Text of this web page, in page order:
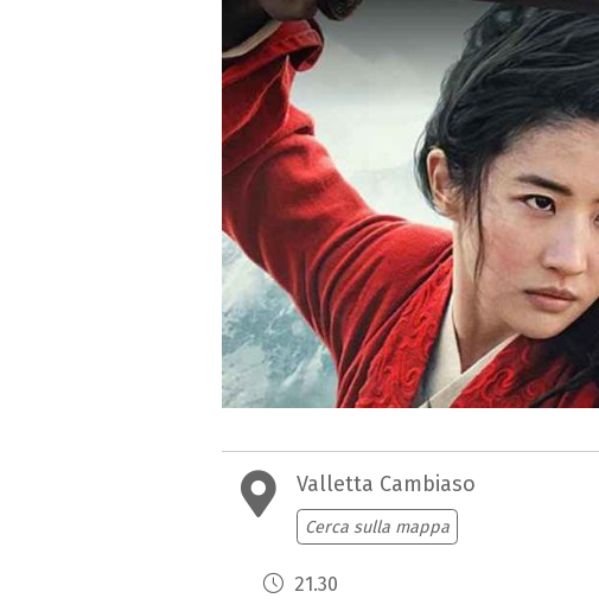
Valletta Cambiaso
Cerca sulla mappa
21.30